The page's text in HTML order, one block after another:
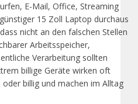
E-Mail, Office, Streaming
15 Zoll Laptop durchaus
nicht an den falschen Stellen
Arbeitsspeicher,
Verarbeitung sollten
billige Geräte wirken oft
billig und machen im Alltag